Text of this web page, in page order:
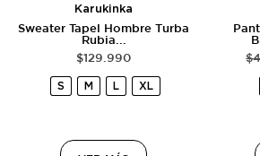
Karukinka
Sweater Tapel Hombre Turba
Rubia...
$129.990
S M L XL
$